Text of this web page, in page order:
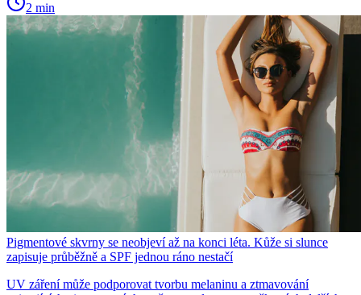
2 min
Pigmentové skvrny se neobjeví až na konci léta. Kůže si slunce
zapisuje průběžně a SPF jednou ráno nestačí
UV záření může podporovat tvorbu melaninu a ztmavování